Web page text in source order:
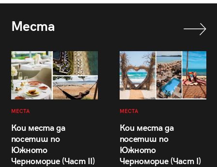
Места
МЕСТА
Кои места да
посетиш по
Южното
Черноморие (Част II)
МЕСТА
Кои места да
посетиш по
Южното
Черноморие (Част I)